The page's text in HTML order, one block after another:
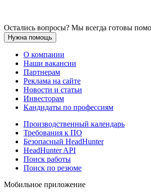
Остались вопросы? Мы всегда готовы
Нужна помощь
О компании
Наши вакансии
Партнерам
Реклама на сайте
Новости и статьи
Инвесторам
Кандидаты по профессиям
Производственный календарь
Требования к ПО
Безопасный HeadHunter
HeadHunter API
Поиск работы
Поиск по резюме
Мобильное приложение